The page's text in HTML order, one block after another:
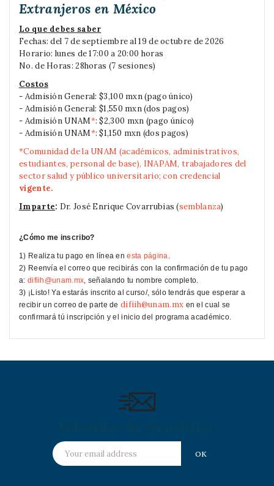
Extranjeros en México
Lo que debes saber
Fechas: del 7 de septiembre al 19 de octubre de 2026
Horario: lunes de 17:00 a 20:00 horas
No. de Horas: 28horas (7 sesiones)
Costos
- Admisión General: $3,100 mxn (pago único)
- Admisión General: $1,550 mxn (dos pagos)
- Admisión UNAM*: $2,300 mxn (pago único)
- Admisión UNAM*: $1,150 mxn (dos pagos)
*Comunidad de la UNAM (académicos, administrativos,
estudiantes, personal de base), INAPAM, trabajadores del
sector salud y público universitario; con credencial
vigente.
Imparte: Dr. José Enrique Covarrubias (semblanza)
¿Cómo me inscribo?
1) Realiza tu pago en línea enesta página.
2) Reenvía el correo que recibirás con la confirmación de tu pago
a: difiih@unam.mx, señalando tu nombre completo.
3) ¡Listo! Ya estarás inscrito al curso/, sólo tendrás que esperar a
recibir un correo de parte dedifiih@unam.mx en el cual se
confirmará tú inscripción y el inicio del programa académico.